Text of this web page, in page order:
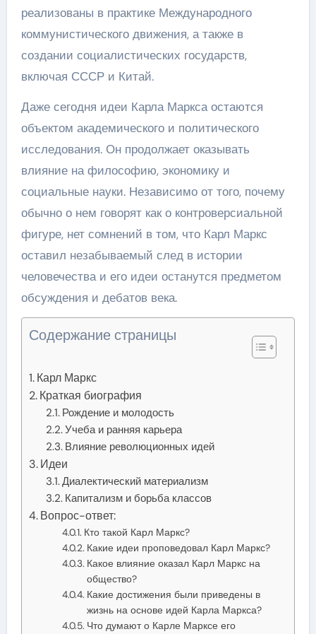
реализованы в практике Международного
коммунистического движения, а также в
создании социалистических государств,
включая СССР и Китай.
Даже сегодня идеи Карла Маркса остаются
объектом академического и политического
исследования. Он продолжает оказывать
влияние на философию, экономику и
социальные науки. Независимо от того, почему
обычно о нем говорят как о контроверсиальной
фигуре, нет сомнений в том, что Карл Маркс
оставил незабываемый след в истории
человечества и его идеи останутся предметом
обсуждения и дебатов века.
Содержание страницы
Карл Маркс
Краткая биография
Рождение и молодость
Учеба и ранняя карьера
Влияние революционных идей
Идеи
Диалектический материализм
Капитализм и борьба классов
Вопрос-ответ:
Кто такой Карл Маркс?
Какие идеи проповедовал Карл Маркс?
Какое влияние оказал Карл Маркс на
общество?
Какие достижения были приведены в
жизнь на основе идей Карла Маркса?
Что думают о Карле Марксе его